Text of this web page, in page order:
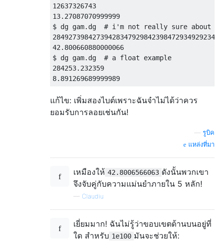
12637326743
13.27087070999999
$ dg gam. dg # i'm not really sure about
42.800660880000066
$ dg gam. dg # a float example
284253.232359
8.891269689999989
แก้ไข: เพิ่มสองไบต์เพราะฉันจำไม่ได้ว่าควร
ยอมรับการลอยเช่นกัน!
รูบิค
แหล่งที่มา
เหมืองให้ 42.8006566063 ดังนั้นพวกเขา
จึงจับคู่กับความแม่นยำภายใน 5 หลัก!
— Claudiu
เยี่ยมมาก! ฉันไม่รู้ว่าขอบเขตด้านบนอยู่ที่
ใด สำหรับ 1e100 มันจะช่วยให้: